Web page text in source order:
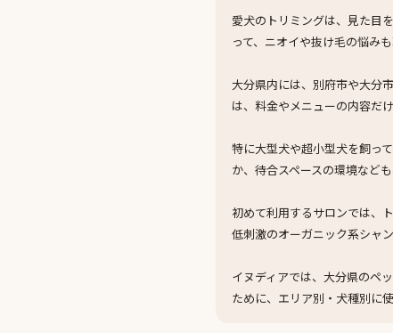
愛犬のトリミングは、見た目
って、ニオイや抜け毛の悩み
大分県内には、別府市や大分
は、料金やメニューの内容だ
特に大型犬や超小型犬を飼っ
か、待合スペースの環境など
初めて利用するサロンでは、
低刺激のオーガニック系シャ
イヌディアでは、大分県のペ
ために、エリア別・犬種別に